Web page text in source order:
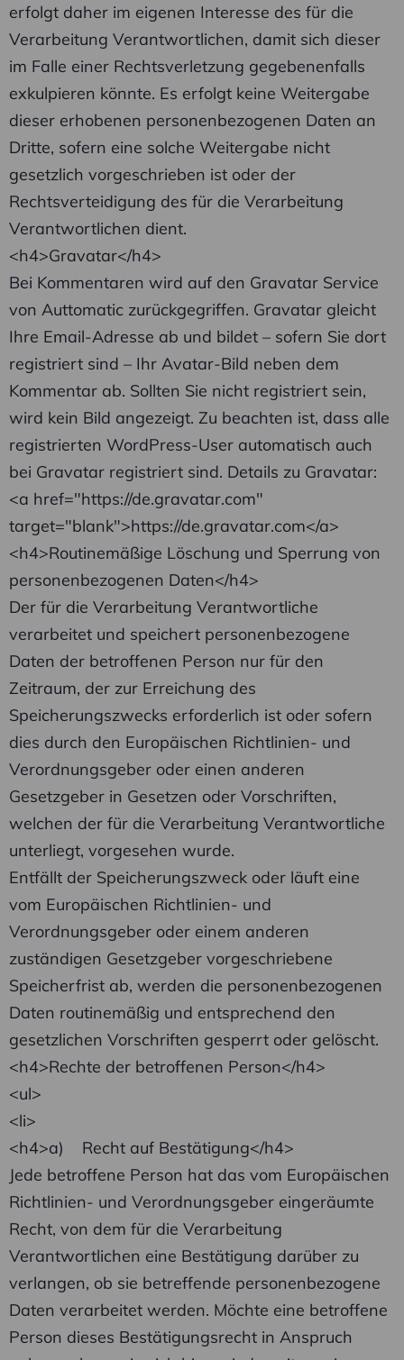
erfolgt daher im eigenen Interesse des für die
Verarbeitung Verantwortlichen, damit sich dieser
im Falle einer Rechtsverletzung gegebenenfalls
exkulpieren könnte. Es erfolgt keine Weitergabe
dieser erhobenen personenbezogenen Daten an
Dritte, sofern eine solche Weitergabe nicht
gesetzlich vorgeschrieben ist oder der
Rechtsverteidigung des für die Verarbeitung
Verantwortlichen dient.
<h4>Gravatar</h4>
Bei Kommentaren wird auf den Gravatar Service
von Auttomatic zurückgegriffen. Gravatar gleicht
Ihre Email-Adresse ab und bildet – sofern Sie dort
registriert sind – Ihr Avatar-Bild neben dem
Kommentar ab. Sollten Sie nicht registriert sein,
wird kein Bild angezeigt. Zu beachten ist, dass alle
registrierten WordPress-User automatisch auch
bei Gravatar registriert sind. Details zu Gravatar:
<a href="https://de.gravatar.com"
target="blank">https://de.gravatar.com</a>
<h4>Routinemäßige Löschung und Sperrung von
personenbezogenen Daten</h4>
Der für die Verarbeitung Verantwortliche
verarbeitet und speichert personenbezogene
Daten der betroffenen Person nur für den
Zeitraum, der zur Erreichung des
Speicherungszwecks erforderlich ist oder sofern
dies durch den Europäischen Richtlinien- und
Verordnungsgeber oder einen anderen
Gesetzgeber in Gesetzen oder Vorschriften,
welchen der für die Verarbeitung Verantwortliche
unterliegt, vorgesehen wurde.
Entfällt der Speicherungszweck oder läuft eine
vom Europäischen Richtlinien- und
Verordnungsgeber oder einem anderen
zuständigen Gesetzgeber vorgeschriebene
Speicherfrist ab, werden die personenbezogenen
Daten routinemäßig und entsprechend den
gesetzlichen Vorschriften gesperrt oder gelöscht.
<h4>Rechte der betroffenen Person</h4>
<ul>
<li>
<h4>a) Recht auf Bestätigung</h4>
Jede betroffene Person hat das vom Europäischen
Richtlinien- und Verordnungsgeber eingeräumte
Recht, von dem für die Verarbeitung
Verantwortlichen eine Bestätigung darüber zu
verlangen, ob sie betreffende personenbezogene
Daten verarbeitet werden. Möchte eine betroffene
Person dieses Bestätigungsrecht in Anspruch